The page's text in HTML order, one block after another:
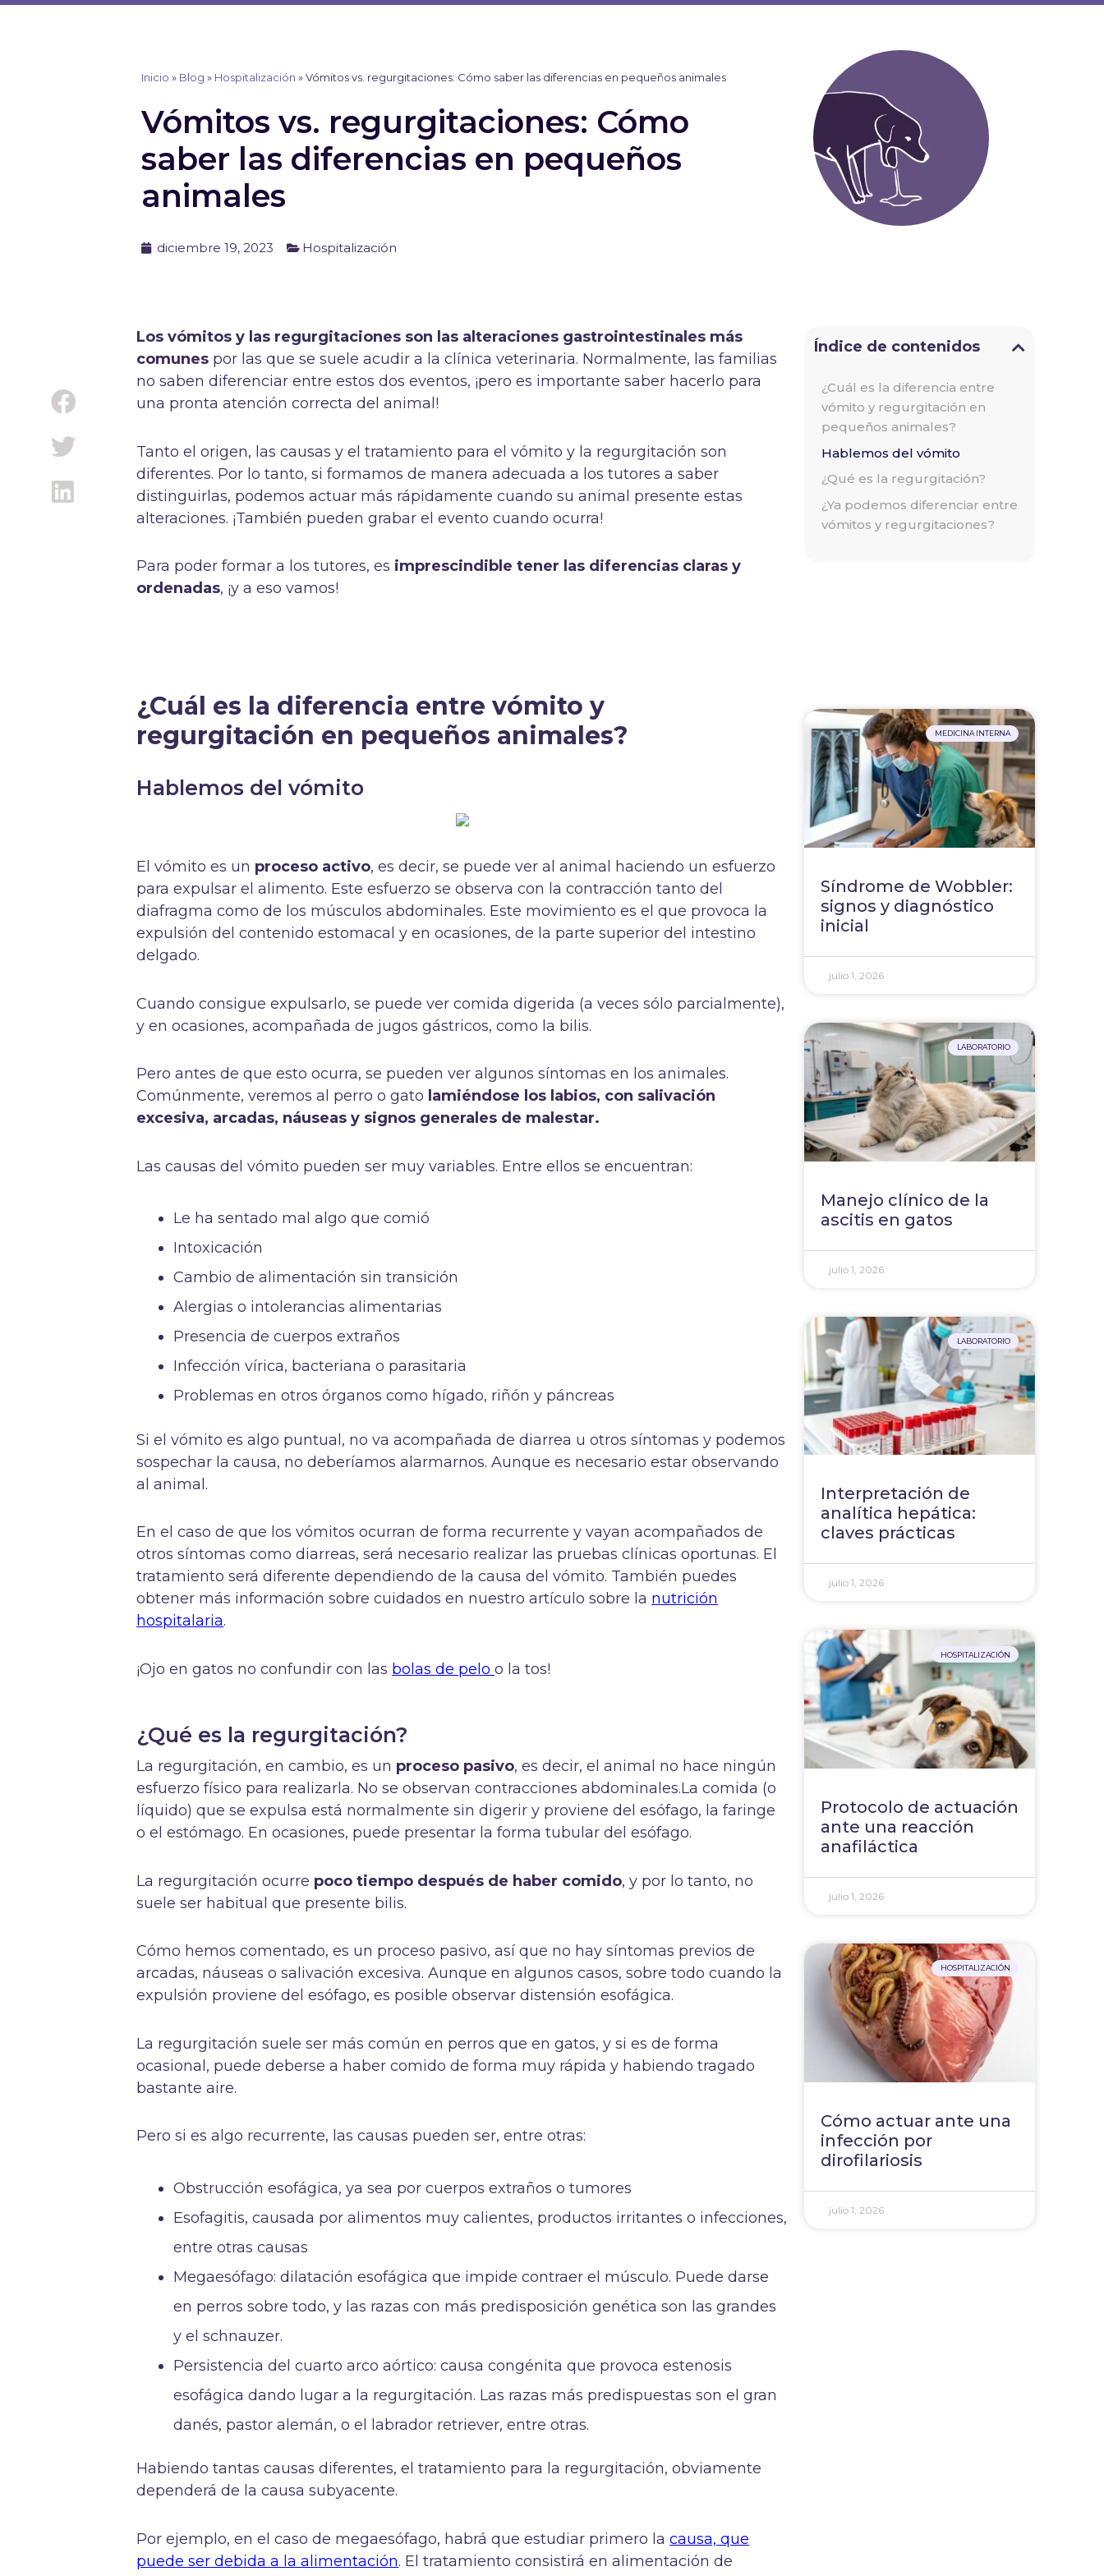
Ir
Inicio » Blog » Hospitalización »Vómitos vs. regurgitaciones: Cómo saber las diferencias en pequeños animales
Vómitos vs. regurgitaciones: Cómo
saber las diferencias en pequeños
animales
diciembre 19, 2023 Hospitalización
Los vómitos y las regurgitaciones son las alteraciones gastrointestinales más
comunes por las que se suele acudir a la clínica veterinaria. Normalmente, las familias
no saben diferenciar entre estos dos eventos, ¡pero es importante saber hacerlo para
una pronta atención correcta del animal!
Tanto el origen, las causas y el tratamiento para el vómito y la regurgitación son
diferentes. Por lo tanto, si formamos de manera adecuada a los tutores a saber
distinguirlas, podemos actuar más rápidamente cuando su animal presente estas
alteraciones. ¡También pueden grabar el evento cuando ocurra!
Para poder formar a los tutores, es imprescindible tener las diferencias claras y
ordenadas, ¡y a eso vamos!
¿Cuál es la diferencia entre vómito y
regurgitación en pequeños animales?
Hablemos del vómito
El vómito es un proceso activo, es decir, se puede ver al animal haciendo un esfuerzo
para expulsar el alimento. Este esfuerzo se observa con la contracción tanto del
diafragma como de los músculos abdominales. Este movimiento es el que provoca la
expulsión del contenido estomacal y en ocasiones, de la parte superior del intestino
delgado.
Cuando consigue expulsarlo, se puede ver comida digerida (a veces sólo parcialmente),
y en ocasiones, acompañada de jugos gástricos, como la bilis.
Pero antes de que esto ocurra, se pueden ver algunos síntomas en los animales.
Comúnmente, veremos al perro o gato lamiéndose los labios, con salivación
excesiva, arcadas, náuseas y signos generales de malestar.
Las causas del vómito pueden ser muy variables. Entre ellos se encuentran:
Le ha sentado mal algo que comió
Intoxicación
Cambio de alimentación sin transición
Alergias o intolerancias alimentarias
Presencia de cuerpos extraños
Infección vírica, bacteriana o parasitaria
Problemas en otros órganos como hígado, riñón y páncreas
Si el vómito es algo puntual, no va acompañada de diarrea u otros síntomas y podemos
sospechar la causa, no deberíamos alarmarnos. Aunque es necesario estar observando
al animal.
En el caso de que los vómitos ocurran de forma recurrente y vayan acompañados de
otros síntomas como diarreas, será necesario realizar las pruebas clínicas oportunas. El
tratamiento será diferente dependiendo de la causa del vómito. También puedes
obtener más información sobre cuidados en nuestro artículo sobre la nutrición
hospitalaria.
¡Ojo en gatos no confundir con las bolas de peloo la tos!
¿Qué es la regurgitación?
La regurgitación, en cambio, es un proceso pasivo, es decir, el animal no hace ningún
esfuerzo físico para realizarla. No se observan contracciones abdominales.La comida (o
líquido) que se expulsa está normalmente sin digerir y proviene del esófago, la faringe
o el estómago. En ocasiones, puede presentar la forma tubular del esófago.
La regurgitación ocurre poco tiempo después de haber comido, y por lo tanto, no
suele ser habitual que presente bilis.
Cómo hemos comentado, es un proceso pasivo, así que no hay síntomas previos de
arcadas, náuseas o salivación excesiva. Aunque en algunos casos, sobre todo cuando la
expulsión proviene del esófago, es posible observar distensión esofágica.
La regurgitación suele ser más común en perros que en gatos, y si es de forma
ocasional, puede deberse a haber comido de forma muy rápida y habiendo tragado
bastante aire.
Pero si es algo recurrente, las causas pueden ser, entre otras:
Obstrucción esofágica, ya sea por cuerpos extraños o tumores
Esofagitis, causada por alimentos muy calientes, productos irritantes o infecciones,
entre otras causas
Megaesófago: dilatación esofágica que impide contraer el músculo. Puede darse
en perros sobre todo, y las razas con más predisposición genética son las grandes
y el schnauzer.
Persistencia del cuarto arco aórtico: causa congénita que provoca estenosis
esofágica dando lugar a la regurgitación. Las razas más predispuestas son el gran
danés, pastor alemán, o el labrador retriever, entre otras.
Habiendo tantas causas diferentes, el tratamiento para la regurgitación, obviamente
dependerá de la causa subyacente.
Por ejemplo, en el caso de megaesófago, habrá que estudiar primero lacausa, que
puede ser debida a la alimentación. El tratamiento consistirá en alimentación de
Índice de contenidos
¿Cuál es la diferencia entre
vómito y regurgitación en
pequeños animales?
Hablemos del vómito
¿Qué es la regurgitación?
¿Ya podemos diferenciar entre
vómitos y regurgitaciones?
MEDICINA INTERNA
Síndrome de Wobbler:
signos y diagnóstico
inicial
julio 1, 2026
LABORATORIO
Manejo clínico de la
ascitis en gatos
julio 1, 2026
LABORATORIO
Interpretación de
analítica hepática:
claves prácticas
julio 1, 2026
HOSPITALIZACIÓN
Protocolo de actuación
ante una reacción
anafiláctica
julio 1, 2026
HOSPITALIZACIÓN
Cómo actuar ante una
infección por
dirofilariosis
julio 1, 2026